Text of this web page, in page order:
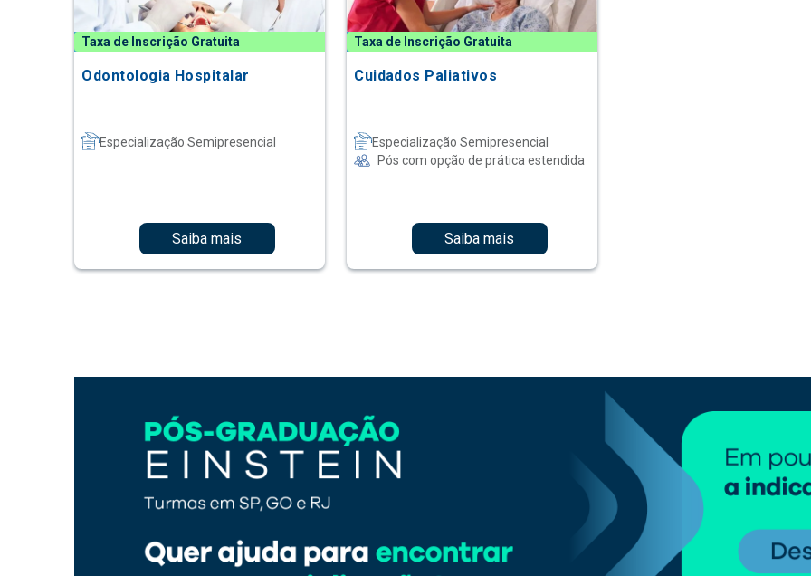
Taxa de Inscrição Gratuita
Odontologia Hospitalar
Especialização Semipresencial
Saiba mais
Taxa de Inscrição Gratuita
Cuidados Paliativos
Especialização Semipresencial
Pós com opção de prática estendida
Saiba mais